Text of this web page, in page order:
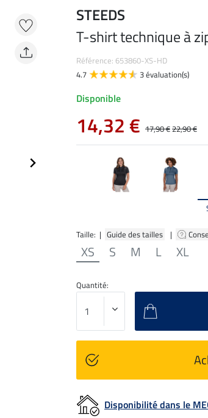
Taille: | Guide des tailles |
XS S M L XL
STEEDS
T-shirt technique à
Référence: 653860-XS-HD
4.7
3 évaluation(s)
Disponible
14,32 € 17,90 €22,90 €
Quantité:
Disponibilité dans le